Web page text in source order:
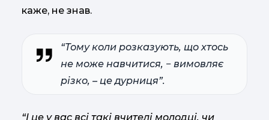
каже, не знав.
“Тому коли розказують, що хтось
не може навчитися, ‒ вимовляє
різко, – це дурниця”.
“І це у вас всі такі вчителі молодці, чи